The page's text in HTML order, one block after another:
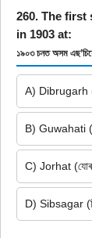
260. The first
in 1903 at:
১৯০৩ চনত অসম
A) Dibrugarh
B) Guwahati
C) Jorhat
D) Sibsagar